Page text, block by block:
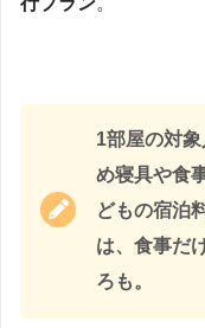
1部屋の対
め寝具や食
どもの宿泊
は、食事だ
ろも。